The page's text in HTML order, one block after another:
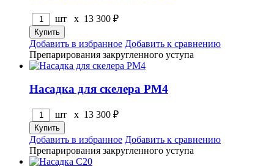
шт x 13 300 ₽
Добавить в избранное Добавить к сравнению
Препарирования закругленного уступа
Насадка для скелера PM4
шт x 13 300 ₽
Добавить в избранное Добавить к сравнению
Препарирования закругленного уступа